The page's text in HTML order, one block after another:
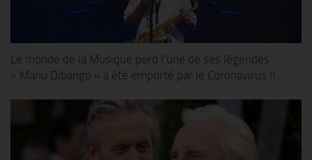
Le monde de la Musique perd l’une de ses légendes :
« Manu Dibango » a été emporté par le Coronavirus !!